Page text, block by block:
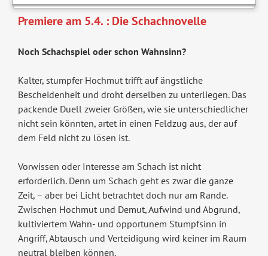
Premiere am 5.4. : Die Schachnovelle
Noch Schachspiel oder schon Wahnsinn?
Kalter, stumpfer Hochmut trifft auf ängstliche
Bescheidenheit und droht derselben zu unterliegen. Das
packende Duell zweier Größen, wie sie unterschiedlicher
nicht sein könnten, artet in einen Feldzug aus, der auf
dem Feld nicht zu lösen ist.
Vorwissen oder Interesse am Schach ist nicht
erforderlich. Denn um Schach geht es zwar die ganze
Zeit, – aber bei Licht betrachtet doch nur am Rande.
Zwischen Hochmut und Demut, Aufwind und Abgrund,
kultiviertem Wahn- und opportunem Stumpfsinn in
Angriff, Abtausch und Verteidigung wird keiner im Raum
neutral bleiben können.